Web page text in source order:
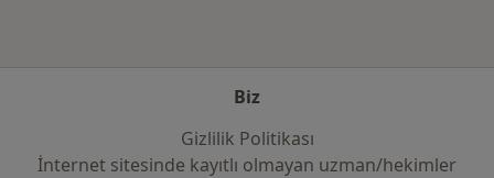
Biz
Gizlilik Politikası
İnternet sitesinde kayıtlı olmayan uzman/hekimler